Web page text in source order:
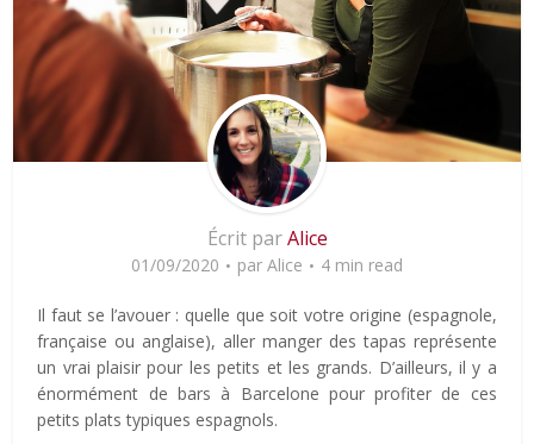
Écrit parAlice
01/09/2020 par Alice 4 min read
Il faut se l’avouer : quelle que soit votre origine (espagnole,
française ou anglaise), aller manger des tapas représente
un vrai plaisir pour les petits et les grands. D’ailleurs, il y a
énormément de bars à Barcelone pour profiter de ces
petits plats typiques espagnols.